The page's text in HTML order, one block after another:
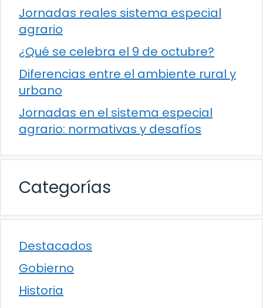
Jornadas reales sistema especial
agrario
¿Qué se celebra el 9 de octubre?
Diferencias entre el ambiente rural y
urbano
Jornadas en el sistema especial
agrario: normativas y desafíos
Categorías
Destacados
Gobierno
Historia